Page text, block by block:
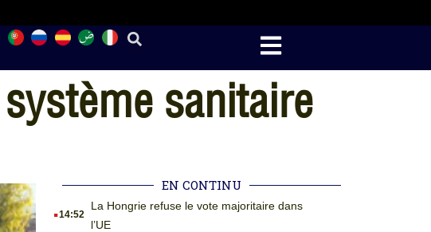
sanitaire
EN CONTINU
.14:52
La Hongrie refuse le vote majoritaire dans
l’UE